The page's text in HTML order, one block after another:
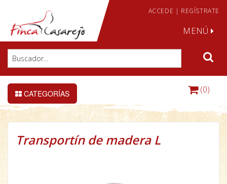
ACCEDE | REGÍSTRATE
MENÚ
CATEGORÍAS (0)
Transportín de madera L